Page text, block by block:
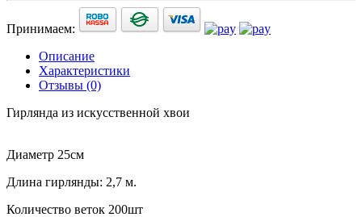
Принимаем:
Описание
Характеристики
Отзывы (0)
Гирлянда из искусственной хвои
Диаметр 25см
Длина гирлянды: 2,7 м.
Количество веток 200шт